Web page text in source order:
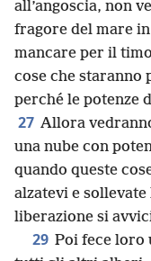
all’angoscia, non
fragore del mare
mancare per il
cose che staranno
perché le potenze
27 Allora
una nube con
quando queste
alzatevi e
liberazione si
29 Poi fece loro